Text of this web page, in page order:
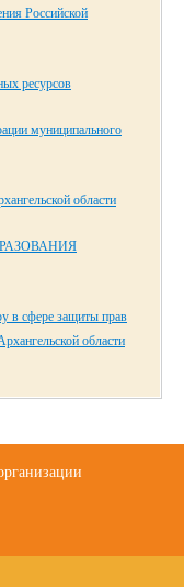
Российской
ресурсов
муниципального
области
в сфере защиты прав
области